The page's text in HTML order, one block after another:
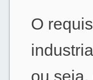
O
ou